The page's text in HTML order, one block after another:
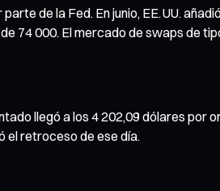
de la Fed. En junio, EE. UU.
74 000. El mercado de swaps de
llegó a los 4 202,09 dólares por
el retroceso de ese día.